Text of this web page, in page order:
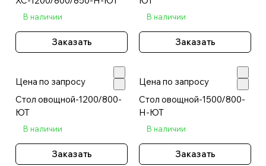
В наличии
Заказать
В наличии
Заказать
Цена по запросу
Стол овощной-1200/800-
ЮТ
В наличии
Заказать
Цена по запросу
Стол овощной-1500/800-
Н-ЮТ
В наличии
Заказать